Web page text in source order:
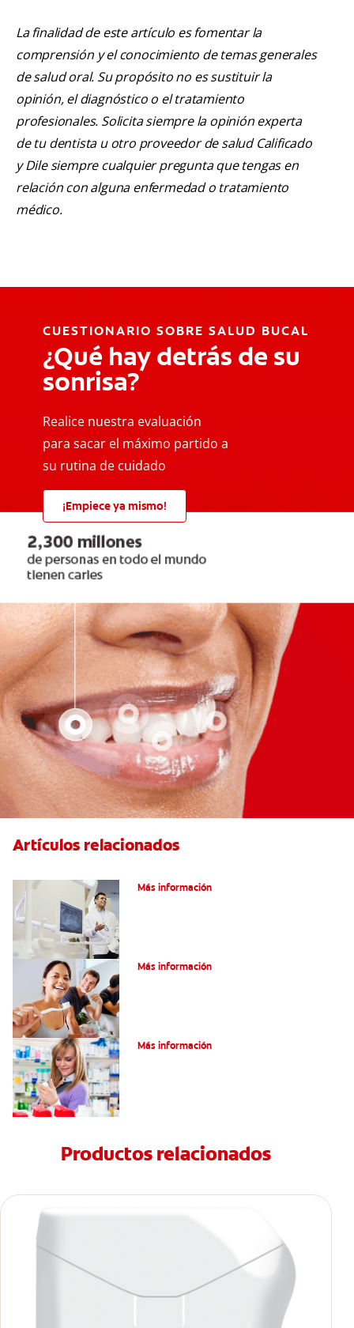
La finalidad de este artículo es fomentar la
comprensión y el conocimiento de temas generales
de salud oral. Su propósito no es sustituir la
opinión, el diagnóstico o el tratamiento
profesionales. Solicita siempre la opinión experta
de tu dentista u otro proveedor de salud Calificado
y Dile siempre cualquier pregunta que tengas en
relación con alguna enfermedad o tratamiento
médico.
CUESTIONARIO SOBRE SALUD BUCAL
¿Qué hay detrás de su
sonrisa?
Realice nuestra evaluación
para sacar el máximo partido a
su rutina de cuidado
¡Empiece ya mismo!
Artículos relacionados
Más información
Más información
Más información
Productos relacionados